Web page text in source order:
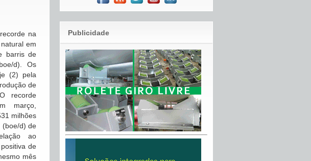
na
em
barris de
d). Os
(2) pela
de
recorde
março,
milhões
(boe/d) de
ao
de
mês
Publicidade